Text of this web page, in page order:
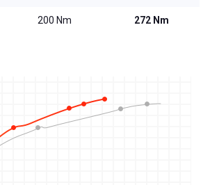
200 Nm 272 Nm